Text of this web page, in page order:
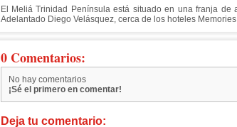
El Meliá Trinidad Península está situado en una franja
Adelantado Diego Velásquez, cerca de los hoteles
0 Comentarios:
No hay comentarios
¡Sé el primero en comentar!
Deja tu comentario: